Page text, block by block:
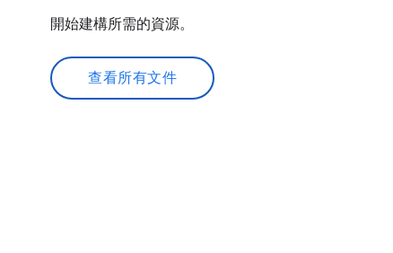
開始建構所需的資源。
查看所有文件